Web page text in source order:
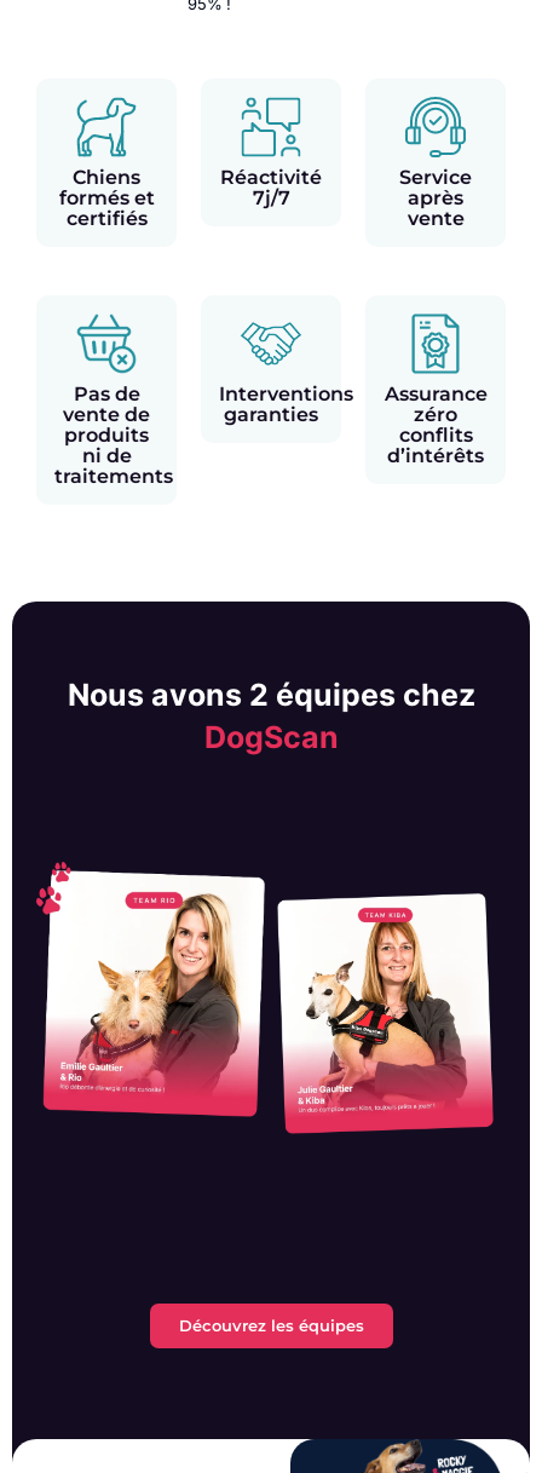
Chiens
formés et
certifiés
Réactivité
7j/7
Service
après
vente
Pas de
vente de
produits
ni de
traitements
Interventions
garanties
Assurance
zéro
conflits
d’intérêts
Nous avons 2 équipes chez
DogScan
Découvrez les équipes